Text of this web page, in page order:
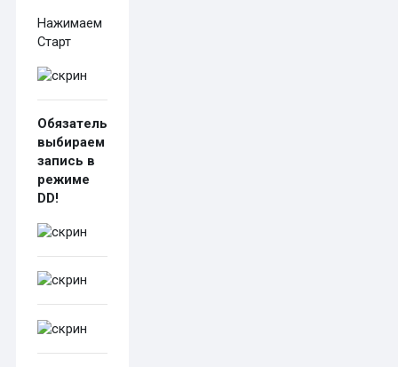
Нажимаем
Старт
Обязательно
выбираем
запись в
режиме
DD!